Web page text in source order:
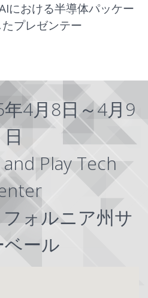
における半導体パッケー
たプレゼンテー
4月8日～4月9
日
and Play Tech
ォルニア州サ
ベール